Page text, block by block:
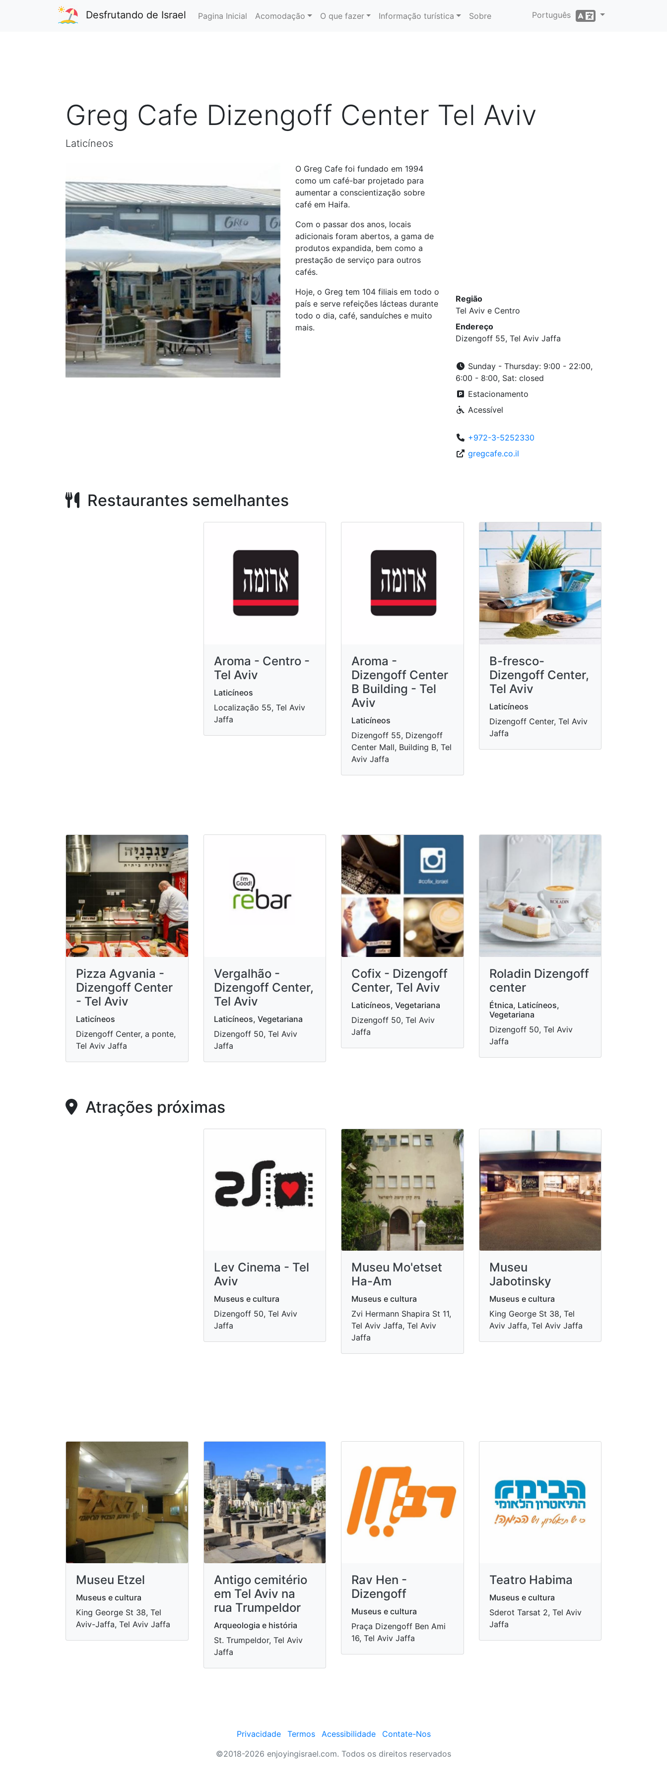
Desfrutando de Israel Pagina Inicial Acomodação O que fazer Informação turística Sobre Português
Greg Cafe Dizengoff Center Tel Aviv
Laticíneos
O Greg Cafe foi fundado em 1994
como um café-bar projetado para
aumentar a conscientização sobre
café em Haifa.
Com o passar dos anos, locais
adicionais foram abertos, a gama de
produtos expandida, bem como a
prestação de serviço para outros
cafés.
Hoje, o Greg tem 104 filiais em todo o
país e serve refeições lácteas durante
todo o dia, café, sanduíches e muito
mais.
Região
Tel Aviv e Centro
Endereço
Dizengoff 55, Tel Aviv Jaffa
Sunday - Thursday: 9:00 - 22:00,
6:00 - 8:00, Sat: closed
Estacionamento
Acessível
+972-3-5252330
gregcafe.co.il
Restaurantes semelhantes
Aroma - Centro -
Tel Aviv
Laticíneos
Localização 55, Tel Aviv
Jaffa
Aroma -
Dizengoff Center
B Building - Tel
Aviv
Laticíneos
Dizengoff 55, Dizengoff
Center Mall, Building B, Tel
Aviv Jaffa
B-fresco-
Dizengoff Center,
Tel Aviv
Laticíneos
Dizengoff Center, Tel Aviv
Jaffa
Pizza Agvania -
Dizengoff Center
- Tel Aviv
Laticíneos
Dizengoff Center, a ponte,
Tel Aviv Jaffa
Vergalhão -
Dizengoff Center,
Tel Aviv
Laticíneos, Vegetariana
Dizengoff 50, Tel Aviv
Jaffa
Cofix - Dizengoff
Center, Tel Aviv
Laticíneos, Vegetariana
Dizengoff 50, Tel Aviv
Jaffa
Roladin Dizengoff
center
Étnica, Laticíneos,
Vegetariana
Dizengoff 50, Tel Aviv
Jaffa
Atrações próximas
Lev Cinema - Tel
Aviv
Museus e cultura
Dizengoff 50, Tel Aviv
Jaffa
Museu Mo'etset
Ha-Am
Museus e cultura
Zvi Hermann Shapira St 11,
Tel Aviv Jaffa, Tel Aviv
Jaffa
Museu
Jabotinsky
Museus e cultura
King George St 38, Tel
Aviv Jaffa, Tel Aviv Jaffa
Museu Etzel
Museus e cultura
King George St 38, Tel
Aviv-Jaffa, Tel Aviv Jaffa
Antigo cemitério
em Tel Aviv na
rua Trumpeldor
Arqueologia e história
St. Trumpeldor, Tel Aviv
Jaffa
Rav Hen -
Dizengoff
Museus e cultura
Praça Dizengoff Ben Ami
16, Tel Aviv Jaffa
Teatro Habima
Museus e cultura
Sderot Tarsat 2, Tel Aviv
Jaffa
Privacidade Termos Acessibilidade
Contate-Nos
©2018-2026 enjoyingisrael.com. Todos os direitos reservados